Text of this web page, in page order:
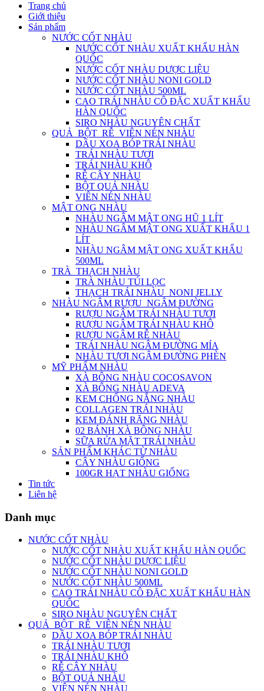
Trang chủ
Giới thiệu
Sản phẩm
NƯỚC CỐT NHÀU
NƯỚC CỐT NHÀU XUẤT KHẨU HÀN
QUỐC
NƯỚC CỐT NHÀU DƯỢC LIỆU
NƯỚC CỐT NHÀU NONI GOLD
NƯỚC CỐT NHÀU 500ML
CAO TRÁI NHÀU CÔ ĐẶC XUẤT KHẨU
HÀN QUỐC
SIRO NHÀU NGUYÊN CHẤT
QUẢ_BỘT_RỄ_VIÊN NÉN NHÀU
DẦU XOA BÓP TRÁI NHÀU
TRÁI NHÀU TƯƠI
TRÁI NHÀU KHÔ
RỄ CÂY NHÀU
BỘT QUẢ NHÀU
VIÊN NÉN NHÀU
MẬT ONG NHÀU
NHÀU NGÂM MẬT ONG HŨ 1 LÍT
NHÀU NGÂM MẬT ONG XUẤT KHẨU 1
LÍT
NHÀU NGÂM MẬT ONG XUẤT KHẨU
500ML
TRÀ_THẠCH NHÀU
TRÀ NHÀU TÚI LỌC
THẠCH TRÁI NHÀU_NONI JELLY
NHÀU NGÂM RƯỢU_NGÂM ĐƯỜNG
RƯỢU NGÂM TRÁI NHÀU TƯƠI
RƯỢU NGÂM TRÁI NHÀU KHÔ
RƯỢU NGÂM RỄ NHÀU
TRÁI NHÀU NGÂM ĐƯỜNG MÍA
NHÀU TƯƠI NGÂM ĐƯỜNG PHÈN
MỸ PHẨM NHÀU
XÀ BÔNG NHÀU COCOSAVON
XÀ BÔNG NHÀU ADEVA
KEM CHỐNG NẮNG NHÀU
COLLAGEN TRÁI NHÀU
KEM ĐÁNH RĂNG NHÀU
02 BÁNH XÀ BÔNG NHÀU
SỮA RỬA MẶT TRÁI NHÀU
SẢN PHẨM KHÁC TỪ NHÀU
CÂY NHÀU GIỐNG
100GR HẠT NHÀU GIỐNG
Tin tức
Liên hệ
Danh mục
NƯỚC CỐT NHÀU
NƯỚC CỐT NHÀU XUẤT KHẨU HÀN QUỐC
NƯỚC CỐT NHÀU DƯỢC LIỆU
NƯỚC CỐT NHÀU NONI GOLD
NƯỚC CỐT NHÀU 500ML
CAO TRÁI NHÀU CÔ ĐẶC XUẤT KHẨU HÀN
QUỐC
SIRO NHÀU NGUYÊN CHẤT
QUẢ_BỘT_RỄ_VIÊN NÉN NHÀU
DẦU XOA BÓP TRÁI NHÀU
TRÁI NHÀU TƯƠI
TRÁI NHÀU KHÔ
RỄ CÂY NHÀU
BỘT QUẢ NHÀU
VIÊN NÉN NHÀU